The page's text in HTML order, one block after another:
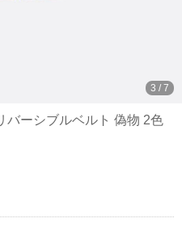
3 / 7
バーシブルベルト 偽物 2色